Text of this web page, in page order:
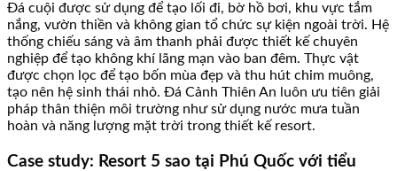
Đá cuội được sử dụng để tạo lối đi, bờ hồ bơi, khu vực tắm
nắng, vườn thiền và không gian tổ chức sự kiện ngoài trời. Hệ
thống chiếu sáng và âm thanh phải được thiết kế chuyên
nghiệp để tạo không khí lãng mạn vào ban đêm. Thực vật
được chọn lọc để tạo bốn mùa đẹp và thu hút chim muông,
tạo nên hệ sinh thái nhỏ. Đá Cảnh Thiên An luôn ưu tiên giải
pháp thân thiện môi trường như sử dụng nước mưa tuần
hoàn và năng lượng mặt trời trong thiết kế resort.
Case study: Resort 5 sao tại Phú Quốc với tiểu